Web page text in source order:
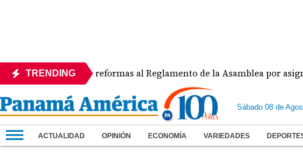
TRENDING
rechaza reformas al Reglamento de la Asamblea por asignar
Sábado 08 de
ACTUALIDAD OPINIÓN ECONOMÍA VARIEDADES